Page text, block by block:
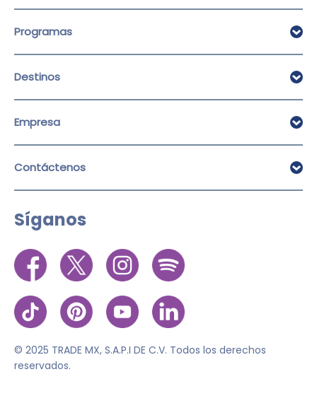
Pre Check-in
Suscríbase al boletín
Programas
Destinos
Ciudad de México
Tijuana
Destinos
Empresa
Ofertas de trabajo
Politicas de renta
Aviso de privacidad
Términos de uso
Política de cookies
Contáctenos
Llámenos
Síganos
© 2025 TRADE MX, S.A.P.I DE C.V. Todos los derechos
reservados.